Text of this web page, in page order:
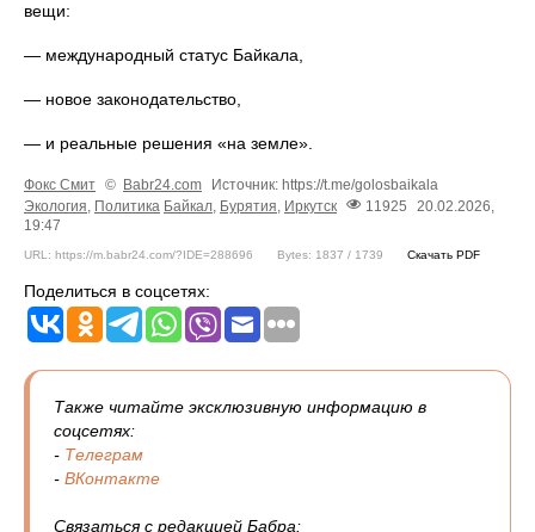
вещи:
— международный статус Байкала,
— новое законодательство,
— и реальные решения «на земле».
Фокс Смит © Babr24.com
Источник: https://t.me/golosbaikala
Экология Политика Байкал Бурятия Иркутск 11925
20.02.2026,
19:47
URL: https://m.babr24.com/?IDE=288696 Bytes: 1837 / 1739 Скачать PDF
Поделиться в соцсетях:
Также читайте эксклюзивную информацию в
соцсетях:
- Телеграм
- ВКонтакте
Связаться с редакцией Бабра: